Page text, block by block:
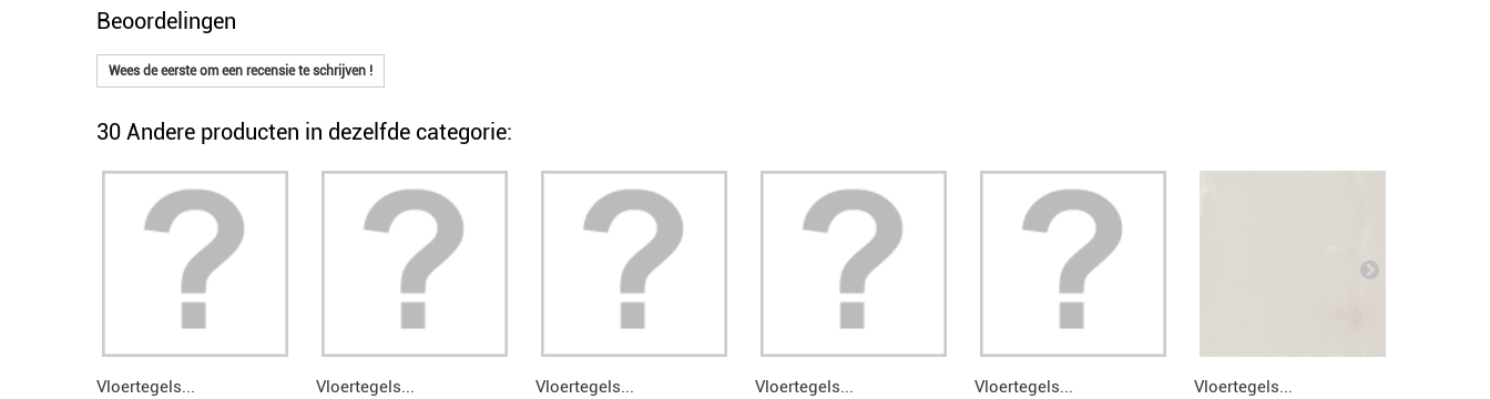
Beoordelingen
Wees de eerste om een recensie te schrijven !
30 Andere producten in dezelfde categorie:
Vloertegels... Vloertegels... Vloertegels... Vloertegels... Vloertegels... Vloertegels...